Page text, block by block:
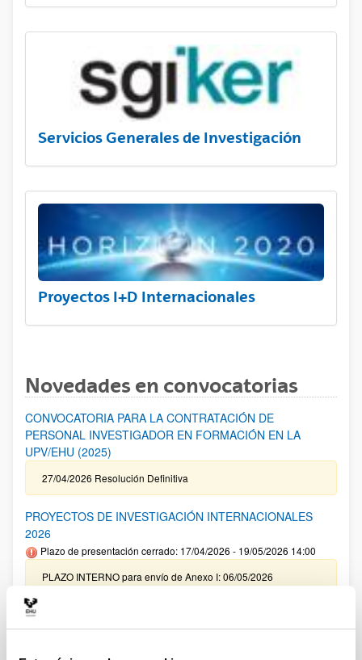
Servicios Generales de Investigación
Proyectos I+D Internacionales
Novedades en convocatorias
CONVOCATORIA PARA LA CONTRATACIÓN DE
PERSONAL INVESTIGADOR EN FORMACIÓN EN LA
UPV/EHU (2025)
27/04/2026 Resolución Definitiva
PROYECTOS DE INVESTIGACIÓN INTERNACIONALES
2026
Plazo de presentación cerrado: 17/04/2026 - 19/05/2026 14:00
PLAZO INTERNO para envío de Anexo I: 06/05/2026
(inclusive) / PLAZO INTERNO para solicitar Autorización
14/05/2026